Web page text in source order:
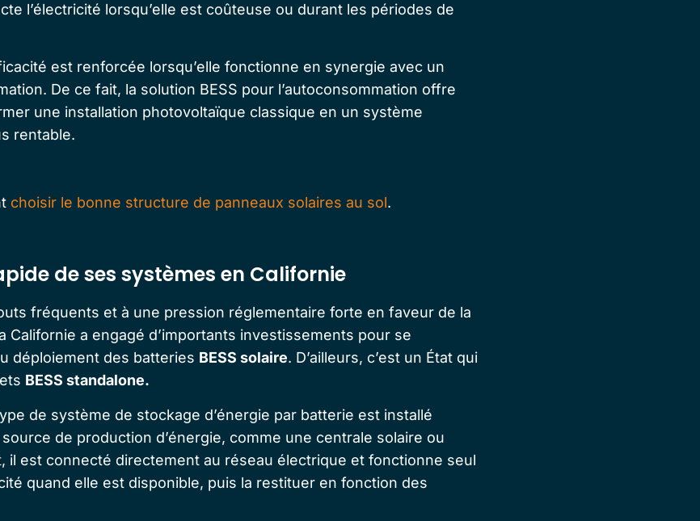
l’électricité lorsqu’elle est coûteuse ou durant les périodes de
est renforcée lorsqu’elle fonctionne en synergie avec un
De ce fait, la solution BESS pour l’autoconsommation offre
une installation photovoltaïque classique en un système
rentable.
choisir le bonne structure de panneaux solaires au sol.
de ses systèmes en Californie
fréquents et à une pression réglementaire forte en faveur de la
Californie a engagé d’importants investissements pour se
déploiement des batteries BESS solaire. D’ailleurs, c’est un État qui
BESS standalone.
de système de stockage d’énergie par batterie est installé
de production d’énergie, comme une centrale solaire ou
il est connecté directement au réseau électrique et fonctionne seul
quand elle est disponible, puis la restituer en fonction des